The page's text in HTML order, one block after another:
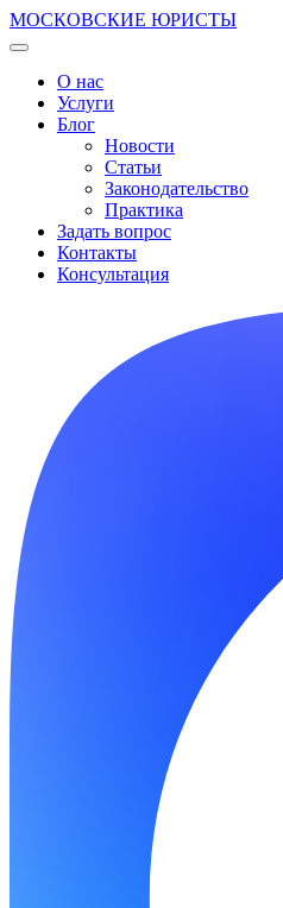
МОСКОВСКИЕ ЮРИСТЫ
О нас
Услуги
Блог
Новости
Статьи
Законодательство
Практика
Задать вопрос
Контакты
Консультация